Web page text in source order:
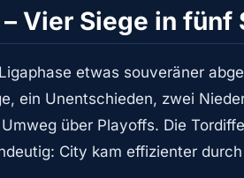
Vier Siege in fünf
etwas souveräner
ein Unentschieden, zwei
über Playoffs. Die
City kam effizienter